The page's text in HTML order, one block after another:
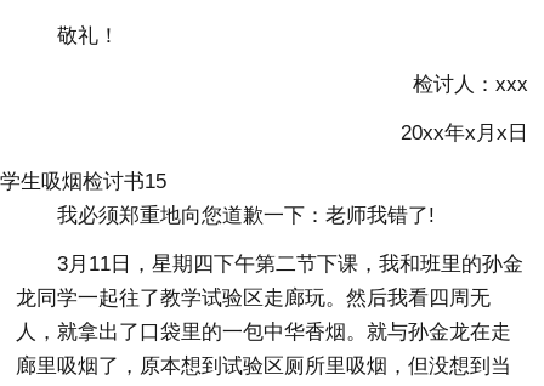
敬礼！
检讨人：xxx
20xx年x月x日
学生吸烟检讨书15
我必须郑重地向您道歉一下：老师我错了!
3月11日，星期四下午第二节下课，我和班里的孙金
龙同学一起往了教学试验区走廊玩。然后我看四周无
人，就拿出了口袋里的一包中华香烟。就与孙金龙在走
廊里吸烟了，原本想到试验区厕所里吸烟，但没想到当